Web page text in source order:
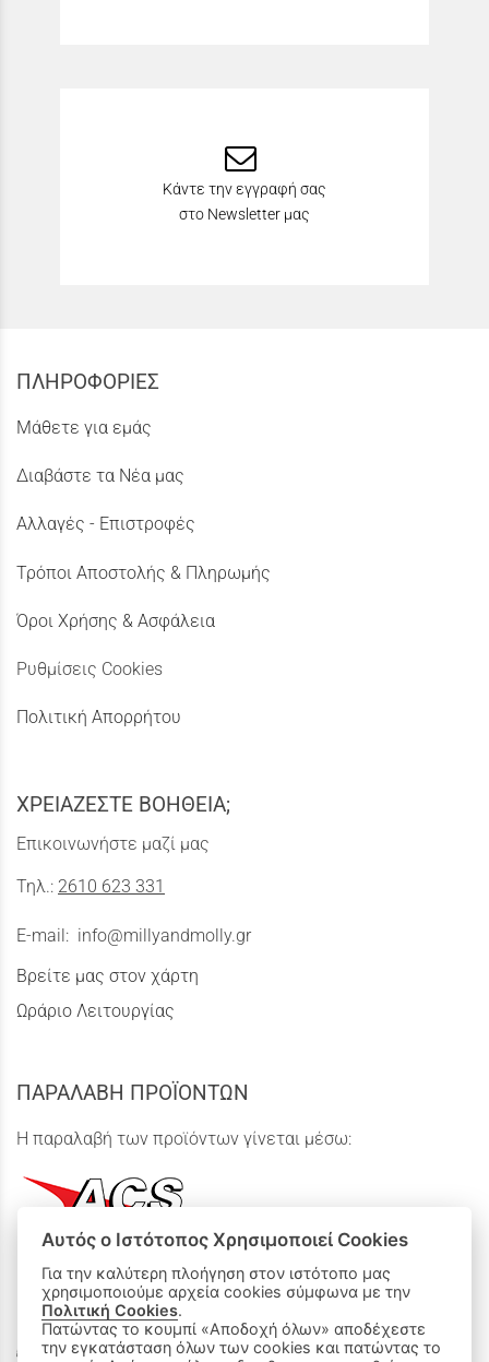
Κάντε την εγγραφή σας
στο Newsletter μας
ΠΛΗΡΟΦΟΡΙΕΣ
Μάθετε για εμάς
Διαβάστε τα Νέα μας
Αλλαγές - Επιστροφές
Τρόποι Αποστολής & Πληρωμής
Όροι Χρήσης & Ασφάλεια
Ρυθμίσεις Cookies
Πολιτική Απορρήτου
ΧΡΕΙΑΖΕΣΤΕ ΒΟΗΘΕΙΑ;
Επικοινωνήστε μαζί μας
Τηλ.: 2610 623 331
E-mail: info@millyandmolly.gr
Βρείτε μας στον χάρτη
Ωράριο Λειτουργίας
ΠΑΡΑΛΑΒΗ ΠΡΟΪΟΝΤΩΝ
Η παραλαβή των προϊόντων γίνεται μέσω:
ΟΙ ΑΓΟΡΕΣ ΜΟΥ
Καλάθι Αγορών
Αυτός ο Ιστότοπος Χρησιμοποιεί Cookies
Για την καλύτερη πλοήγηση στον ιστότοπο μας
χρησιμοποιούμε αρχεία cookies σύμφωνα με την
Πολιτική Cookies.
Πατώντας το κουμπί «Αποδοχή όλων» αποδέχεστε
την εγκατάσταση όλων των cookies και πατώντας το